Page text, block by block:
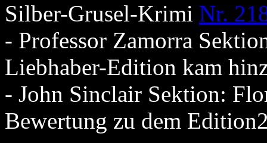
Silber-Grusel-Krimi Nr.
- Professor Zamorra
Liebhaber-Edition kam
- John Sinclair Sektion:
Bewertung zu dem